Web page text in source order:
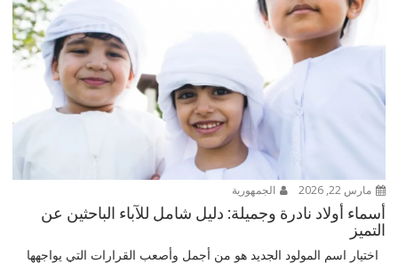
مارس 22, 2026 الجمهورية
أسماء أولاد نادرة وجميلة: دليل شامل للآباء الباحثين عن
التميز
اختيار اسم المولود الجديد هو من أجمل وأصعب القرارات التي يواجهها